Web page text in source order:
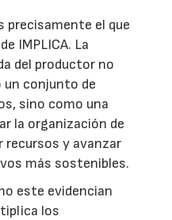
precisamente el que
IMPLICA. La
del productor no
un conjunto de
sino como una
la organización de
recursos y avanzar
más sostenibles.
este evidencian
los